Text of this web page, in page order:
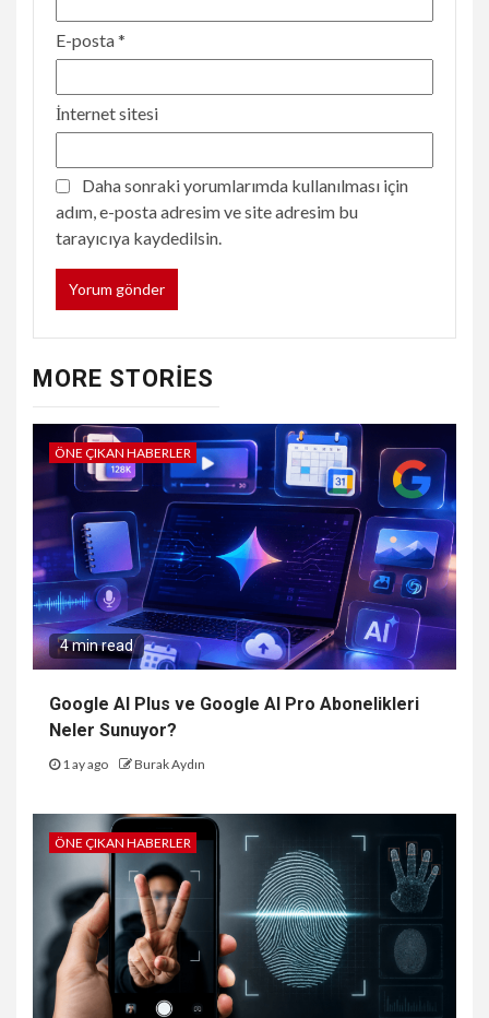
E-posta*
İnternet sitesi
Daha sonraki yorumlarımda kullanılması için
adım, e-posta adresim ve site adresim bu
tarayıcıya kaydedilsin.
MORE STORIES
ÖNE ÇIKAN HABERLER
4 min read
Google AI Plus ve Google AI Pro Abonelikleri
Neler Sunuyor?
1 ay ago Burak Aydın
ÖNE ÇIKAN HABERLER